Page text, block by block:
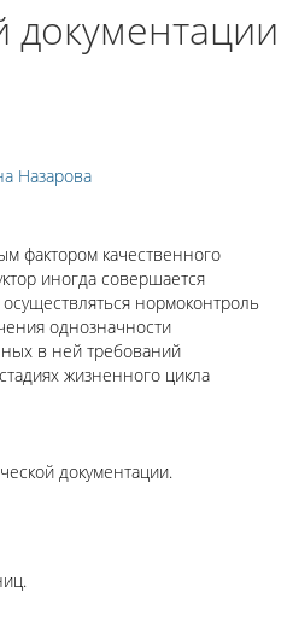
документации
Назарова
фактором качественного
иногда совершается
нормоконтроль
однозначности
в ней требований
жизненного цикла
документации.